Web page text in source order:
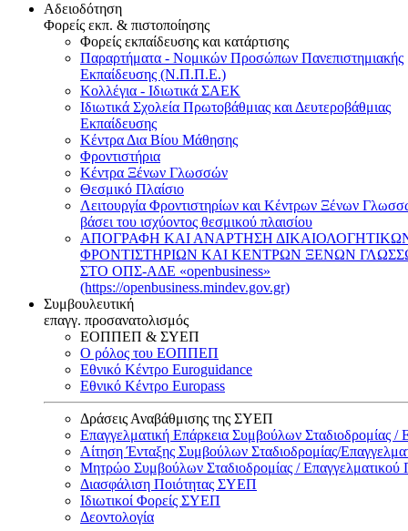
Αδειοδότηση
Φορείς εκπ. & πιστοποίησης
Φορείς εκπαίδευσης και κατάρτισης
Παραρτήματα - Νομικών Προσώπων Πανεπιστημιακής
Εκπαίδευσης (Ν.Π.Π.Ε.)
Κολλέγια - Ιδιωτικά ΣΑΕΚ
Ιδιωτικά Σχολεία Πρωτοβάθμιας και Δευτεροβάθμιας
Εκπαίδευσης
Κέντρα Δια Βίου Μάθησης
Φροντιστήρια
Κέντρα Ξένων Γλωσσών
Θεσμικό Πλαίσιο
Λειτουργία Φροντιστηρίων και Κέντρων Ξένων
βάσει του ισχύοντος θεσμικού πλαισίου
ΑΠΟΓΡΑΦΗ ΚΑΙ ΑΝΑΡΤΗΣΗ
ΦΡΟΝΤΙΣΤΗΡΙΩΝ ΚΑΙ ΚΕΝΤΡΩΝ ΞΕΝΩΝ
ΣΤΟ ΟΠΣ-ΑΔΕ «openbusiness»
(https://openbusiness.mindev.gov.gr)
Συμβουλευτική
επαγγ. προσανατολισμός
ΕΟΠΠΕΠ & ΣΥΕΠ
Ο ρόλος του ΕΟΠΠΕΠ
Εθνικό Κέντρο Euroguidance
Εθνικό Κέντρο Europass
Δράσεις Αναβάθμισης της ΣΥΕΠ
Επαγγελματική Επάρκεια Συμβούλων Σταδιοδρομίας /
Αίτηση Ένταξης Συμβούλων Σταδιοδρομίας/
Μητρώο Συμβούλων Σταδιοδρομίας / Επαγγελματικού
Διασφάλιση Ποιότητας ΣΥΕΠ
Ιδιωτικοί Φορείς ΣΥΕΠ
Δεοντολογία